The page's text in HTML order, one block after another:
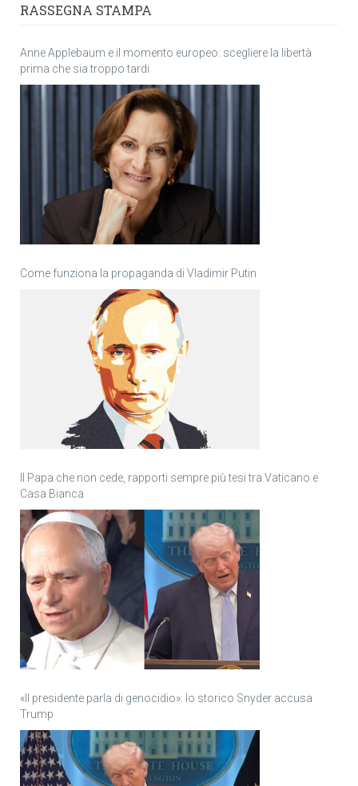
RASSEGNA STAMPA
Anne Applebaum e il momento europeo: scegliere la libertà
prima che sia troppo tardi
Come funziona la propaganda di Vladimir Putin
Il Papa che non cede, rapporti sempre più tesi tra Vaticano e
Casa Bianca
«Il presidente parla di genocidio»: lo storico Snyder accusa
Trump